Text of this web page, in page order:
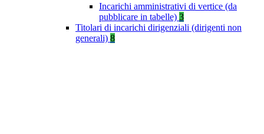
Incarichi amministrativi di vertice (da
pubblicare in tabelle) 3
Titolari di incarichi dirigenziali (dirigenti non
generali) 8